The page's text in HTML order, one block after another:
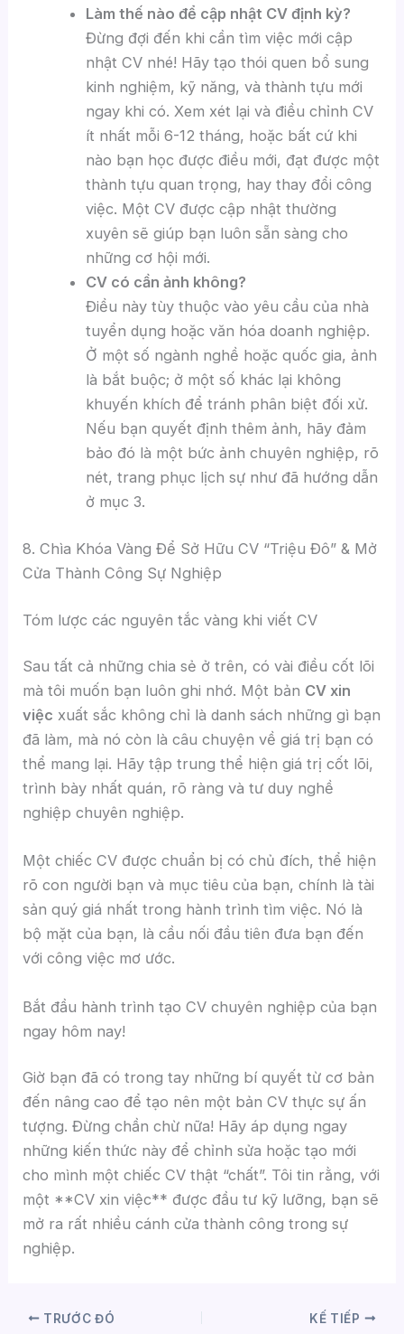
Làm thế nào để cập nhật CV định kỳ?
Đừng đợi đến khi cần tìm việc mới cập
nhật CV nhé! Hãy tạo thói quen bổ sung
kinh nghiệm, kỹ năng, và thành tựu mới
ngay khi có. Xem xét lại và điều chỉnh CV
ít nhất mỗi 6-12 tháng, hoặc bất cứ khi
nào bạn học được điều mới, đạt được một
thành tựu quan trọng, hay thay đổi công
việc. Một CV được cập nhật thường
xuyên sẽ giúp bạn luôn sẵn sàng cho
những cơ hội mới.
CV có cần ảnh không?
Điều này tùy thuộc vào yêu cầu của nhà
tuyển dụng hoặc văn hóa doanh nghiệp.
Ở một số ngành nghề hoặc quốc gia, ảnh
là bắt buộc; ở một số khác lại không
khuyến khích để tránh phân biệt đối xử.
Nếu bạn quyết định thêm ảnh, hãy đảm
bảo đó là một bức ảnh chuyên nghiệp, rõ
nét, trang phục lịch sự như đã hướng dẫn
ở mục 3.
8. Chìa Khóa Vàng Để Sở Hữu CV “Triệu Đô” & Mở
Cửa Thành Công Sự Nghiệp
Tóm lược các nguyên tắc vàng khi viết CV
Sau tất cả những chia sẻ ở trên, có vài điều cốt lõi
mà tôi muốn bạn luôn ghi nhớ. Một bản CV xin
việc xuất sắc không chỉ là danh sách những gì bạn
đã làm, mà nó còn là câu chuyện về giá trị bạn có
thể mang lại. Hãy tập trung thể hiện giá trị cốt lõi,
trình bày nhất quán, rõ ràng và tư duy nghề
nghiệp chuyên nghiệp.
Một chiếc CV được chuẩn bị có chủ đích, thể hiện
rõ con người bạn và mục tiêu của bạn, chính là tài
sản quý giá nhất trong hành trình tìm việc. Nó là
bộ mặt của bạn, là cầu nối đầu tiên đưa bạn đến
với công việc mơ ước.
Bắt đầu hành trình tạo CV chuyên nghiệp của bạn
ngay hôm nay!
Giờ bạn đã có trong tay những bí quyết từ cơ bản
đến nâng cao để tạo nên một bản CV thực sự ấn
tượng. Đừng chần chừ nữa! Hãy áp dụng ngay
những kiến thức này để chỉnh sửa hoặc tạo mới
cho mình một chiếc CV thật “chất”. Tôi tin rằng, với
một **CV xin việc** được đầu tư kỹ lưỡng, bạn sẽ
mở ra rất nhiều cánh cửa thành công trong sự
nghiệp.
TRƯỚC ĐÓ KẾ TIẾP